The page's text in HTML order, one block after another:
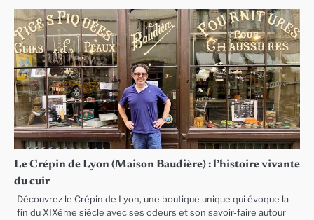
Le Crépin de Lyon (Maison Baudière) : l’histoire vivante
du cuir
Découvrez le Crépin de Lyon, une boutique unique qui évoque la
fin du XIXème siècle avec ses odeurs et son savoir-faire autour